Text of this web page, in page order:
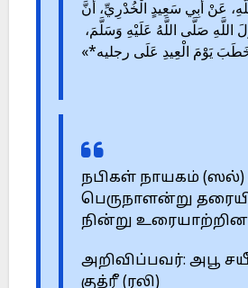
عَنْ أَبِي سَعِيدٍ الْخُدْرِيِّ، أَنَّ
اللَّهِ صَلَّى اللَّهُ عَلَيْهِ وَسَلَّمَ،
يَوْمَ الْعِيدِ عَلَى رجليه*»
நபிகள் நாயகம்
பெருநாளன்று
நின்று
அறிவிப்பவர்: அபூ
குத்ரீ (ரலி)